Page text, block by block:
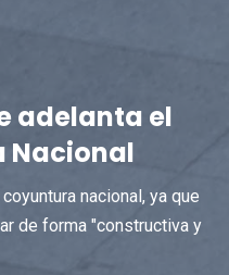
adelanta el
Nacional
nacional, ya que
de forma "constructiva y